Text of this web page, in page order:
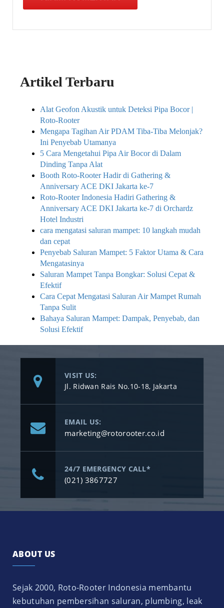
Artikel Terbaru
Alat Geofon Akustik untuk Deteksi Pipa Bocor |
Roto-Rooter
Mengapa Tagihan Air PDAM Tiba-Tiba Melonjak?
Ini Penyebab Utamanya
5 Cara Mengetahui Pipa Air Bocor di Dalam
Dinding Tanpa Alat
Booth Roto-Rooter Hadir di Gathering &
Anniversary ACE DKI Jakarta ke-7
Roto-Rooter Indonesia Hadiri Gathering &
Anniversary ACE DKI Jakarta ke-7 di Orchardz
Hotel Industri
cara mengatasi saluran mampet: 10 langkah mudah
dan cepat
Penyebab Saluran Mampet: 5 Faktor Utama & Cara
Mengatasinya
Saluran Mampet Tanpa Bongkar: Solusi Cepat &
Efektif
Cara Cepat Mengatasi Saluran Air Mampet Rumah
Tanpa Sulit
Bahaya Saluran Mampet: Dampak, Penyebab, dan
Solusi Efektif
VISIT US:
Jl. Ridwan Rais No.10-18, Jakarta
EMAIL US:
marketing@rotorooter.co.id
24/7 EMERGENCY CALL*
(021) 3867727
ABOUT US
Sejak 2000, Roto-Rooter Indonesia membantu
kebutuhan pembersihan saluran, plumbing, leak